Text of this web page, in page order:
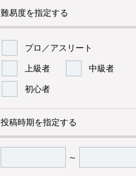
難易度を指定する
プロ／アスリート
上級者 中級者
初心者
投稿時期を指定する
～